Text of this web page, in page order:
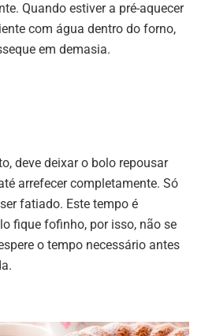
Quando estiver a pré-aquecer
com água dentro do forno,
em demasia.
deve deixar o bolo repousar
arrefecer completamente. Só
fatiado. Este tempo é
fique fofinho, por isso, não se
o tempo necessário antes